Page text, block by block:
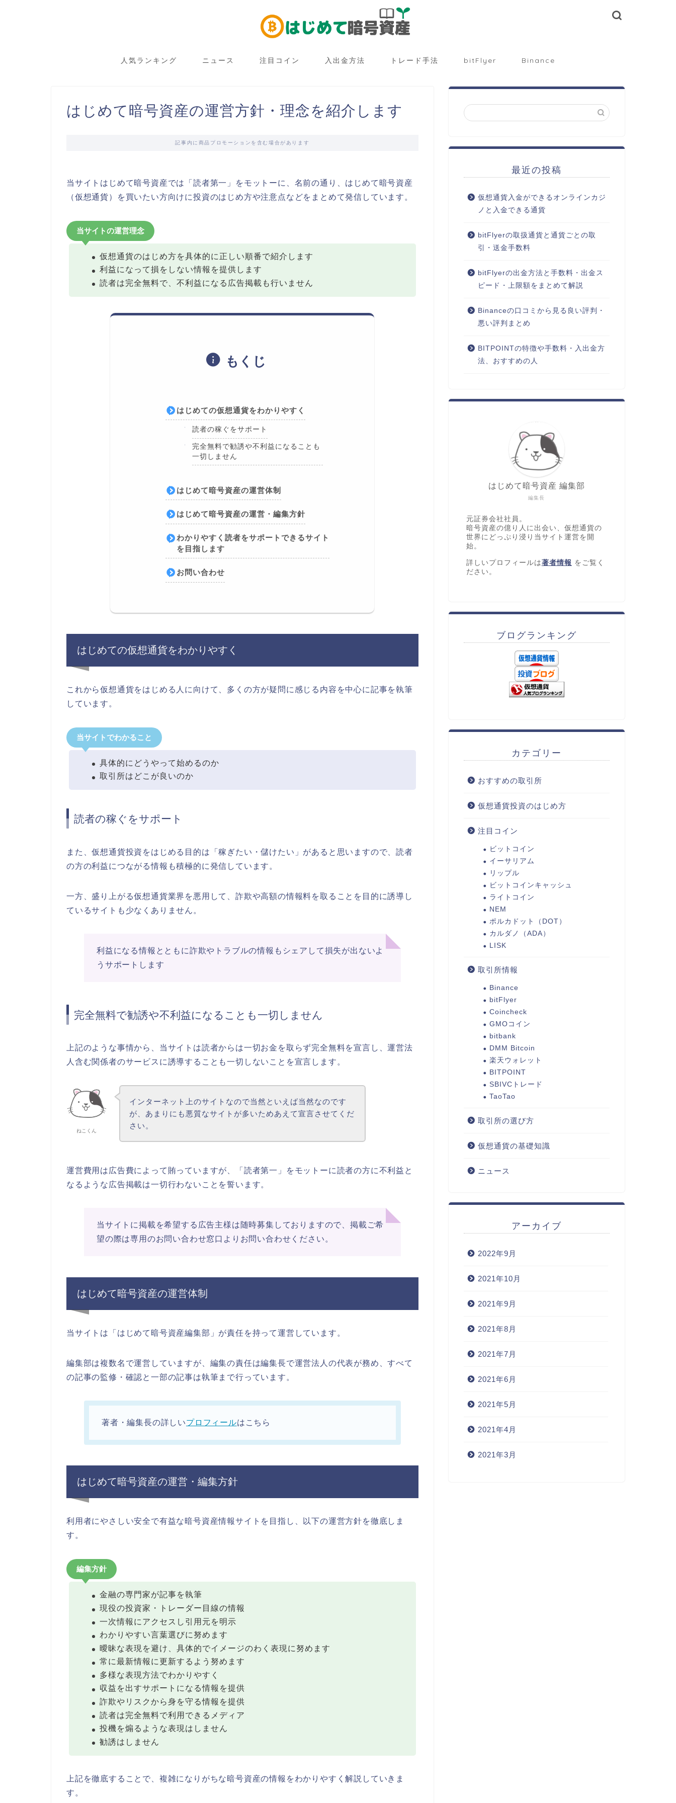
人気ランキング ニュース 注目コイン 入出金方法 トレード手法 bitFlyer Binance
はじめて暗号資産の運営方針・理念を紹介します
記事内に商品プロモーションを含む場合があります
当サイトはじめて暗号資産では「読者第一」をモットーに、名前の通り、はじめて暗号資産
（仮想通貨）を買いたい方向けに投資のはじめ方や注意点などをまとめて発信しています。
当サイトの運営理念
仮想通貨のはじめ方を具体的に正しい順番で紹介します
利益になって損をしない情報を提供します
読者は完全無料で、不利益になる広告掲載も行いません
もくじ
はじめての仮想通貨をわかりやすく
読者の稼ぐをサポート
完全無料で勧誘や不利益になることも
一切しません
はじめて暗号資産の運営体制
はじめて暗号資産の運営・編集方針
わかりやすく読者をサポートできるサイト
を目指します
お問い合わせ
はじめての仮想通貨をわかりやすく
これから仮想通貨をはじめる人に向けて、多くの方が疑問に感じる内容を中心に記事を執筆
しています。
当サイトでわかること
具体的にどうやって始めるのか
取引所はどこが良いのか
読者の稼ぐをサポート
また、仮想通貨投資をはじめる目的は「稼ぎたい・儲けたい」があると思いますので、読者
の方の利益につながる情報も積極的に発信しています。
一方、盛り上がる仮想通貨業界を悪用して、詐欺や高額の情報料を取ることを目的に誘導し
ているサイトも少なくありません。
利益になる情報とともに詐欺やトラブルの情報もシェアして損失が出ないよ
うサポートします
完全無料で勧誘や不利益になることも一切しません
上記のような事情から、当サイトは読者からは一切お金を取らず完全無料を宣言し、運営法
人含む関係者のサービスに誘導することも一切しないことを宣言します。
ねこくん
インターネット上のサイトなので当然といえば当然なのです
が、あまりにも悪質なサイトが多いためあえて宣言させてくだ
さい。
運営費用は広告費によって賄っていますが、「読者第一」をモットーに読者の方に不利益と
なるような広告掲載は一切行わないことを誓います。
当サイトに掲載を希望する広告主様は随時募集しておりますので、掲載ご希
望の際は専用のお問い合わせ窓口よりお問い合わせください。
はじめて暗号資産の運営体制
当サイトは「はじめて暗号資産編集部」が責任を持って運営しています。
編集部は複数名で運営していますが、編集の責任は編集長で運営法人の代表が務め、すべて
の記事の監修・確認と一部の記事は執筆まで行っています。
著者・編集長の詳しいプロフィールはこちら
はじめて暗号資産の運営・編集方針
利用者にやさしい安全で有益な暗号資産情報サイトを目指し、以下の運営方針を徹底しま
す。
編集方針
金融の専門家が記事を執筆
現役の投資家・トレーダー目線の情報
一次情報にアクセスし引用元を明示
わかりやすい言葉選びに努めます
曖昧な表現を避け、具体的でイメージのわく表現に努めます
常に最新情報に更新するよう努めます
多様な表現方法でわかりやすく
収益を出すサポートになる情報を提供
詐欺やリスクから身を守る情報を提供
読者は完全無料で利用できるメディア
投機を煽るような表現はしません
勧誘はしません
上記を徹底することで、複雑になりがちな暗号資産の情報をわかりやすく解説していきま
す。
最近の投稿
仮想通貨入金ができるオンラインカジ
ノと入金できる通貨
bitFlyerの取扱通貨と通貨ごとの取
引・送金手数料
bitFlyerの出金方法と手数料・出金ス
ピード・上限額をまとめて解説
Binanceの口コミから見る良い評判・
悪い評判まとめ
BITPOINTの特徴や手数料・入出金方
法、おすすめの人
編集長
はじめて暗号資産 編集部
元証券会社社員。
暗号資産の億り人に出会い、仮想通貨の
世界にどっぷり浸り当サイト運営を開
始。
詳しいプロフィールは著者情報 をご覧く
ださい。
ブログランキング
カテゴリー
おすすめの取引所
仮想通貨投資のはじめ方
注目コイン
ビットコイン
イーサリアム
リップル
ビットコインキャッシュ
ライトコイン
NEM
ポルカドット（DOT）
カルダノ（ADA）
LISK
取引所情報
Binance
bitFlyer
Coincheck
GMOコイン
bitbank
DMM Bitcoin
楽天ウォレット
BITPOINT
SBIVCトレード
TaoTao
取引所の選び方
仮想通貨の基礎知識
ニュース
アーカイブ
2022年9月
2021年10月
2021年9月
2021年8月
2021年7月
2021年6月
2021年5月
2021年4月
2021年3月